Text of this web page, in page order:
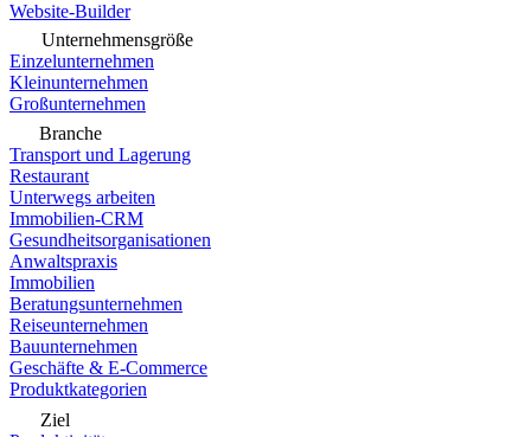
Website-Builder
Unternehmensgröße
Einzelunternehmen
Kleinunternehmen
Großunternehmen
Branche
Transport und Lagerung
Restaurant
Unterwegs arbeiten
Immobilien-CRM
Gesundheitsorganisationen
Anwaltspraxis
Immobilien
Beratungsunternehmen
Reiseunternehmen
Bauunternehmen
Geschäfte & E-Commerce
Produktkategorien
Ziel